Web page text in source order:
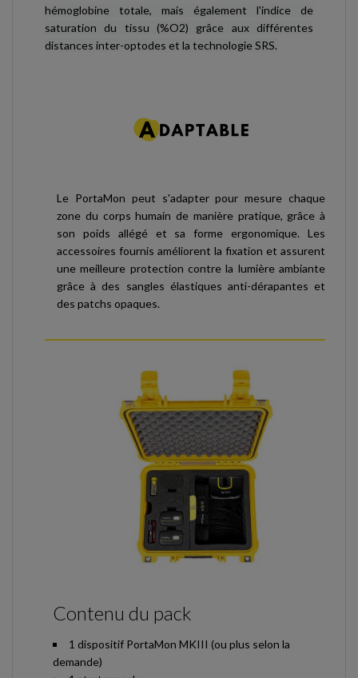
hémoglobine totale, mais également l'indice de
saturation du tissu (%O2) grâce aux différentes
distances inter-optodes et la technologie SRS.
Le PortaMon peut s'adapter pour mesure chaque
zone du corps humain de manière pratique, grâce à
son poids allégé et sa forme ergonomique. Les
accessoires fournis améliorent la fixation et assurent
une meilleure protection contre la lumière ambiante
grâce à des sangles élastiques anti-dérapantes et
des patchs opaques.
Contenu du pack
1 dispositif PortaMon MKIII (ou plus selon la
demande)